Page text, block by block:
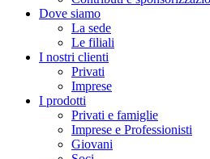
Dove siamo
La sede
Le filiali
I nostri clienti
Privati
Imprese
I prodotti
Privati e famiglie
Imprese e Professionisti
Giovani